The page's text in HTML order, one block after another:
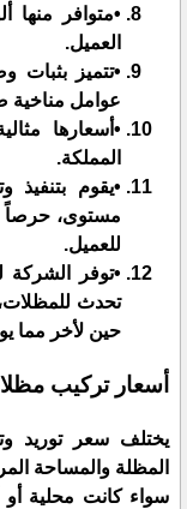
•متوافر منها
العميل.
•تتميز بثبات
عوامل مناخية
•أسعارها
المملكة.
•يقوم
مستوى، حرصاً
للعميل.
•توفر
تحدث
حين لأخر مما
أسعار تركيب
يختلف سعر توريد
المظلة والمساحة
سواء كانت محلية أو